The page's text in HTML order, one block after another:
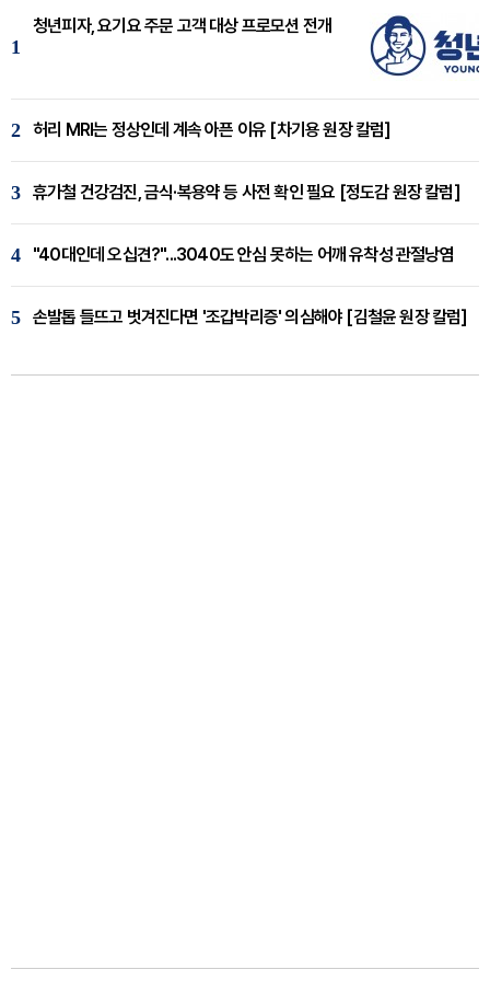
1
청년피자, 요기요 주문 고객 대상 프로모션 전개
2 허리 MRI는 정상인데 계속 아픈 이유 [차기용 원장 칼럼]
3 휴가철 건강검진, 금식·복용약 등 사전 확인 필요 [정도감 원장 칼럼]
4 "40대인데 오십견?"...3040도 안심 못하는 어깨 유착성 관절낭염
5 손발톱 들뜨고 벗겨진다면 '조갑박리증' 의심해야 [김철윤 원장 칼럼]